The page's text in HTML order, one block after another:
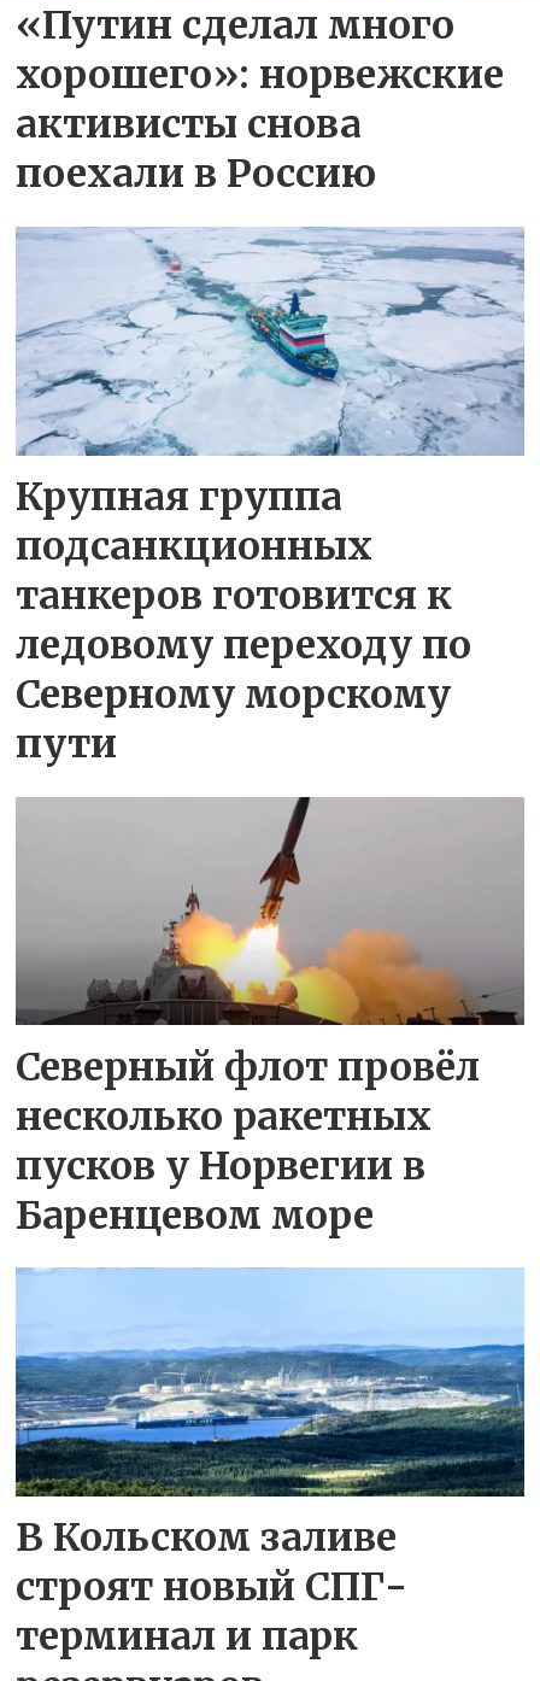
«Путин сделал много
хорошего»: норвежские
активисты снова
поехали в Россию
Крупная группа
подсанкционных
танкеров готовится к
ледовому переходу по
Северному морскому
пути
Северный флот провёл
несколько ракетных
пусков у Норвегии в
Баренцевом море
В Кольском заливе
строят новый СПГ-
терминал и парк